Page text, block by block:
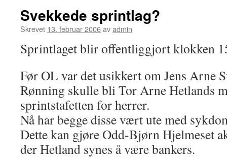
Svekkede sprintlag?
Skrevet 13. februar 2006avadmin
Sprintlaget blir offentliggjort klokken
Før OL var det usikkert om Jens Arne
Rønning skulle bli Tor Arne Hetlands
sprintstafetten for herrer.
Nå har begge disse vært ute med
Dette kan gjøre Odd-Bjørn Hjelmeset
der Hetland synes å være bankers.